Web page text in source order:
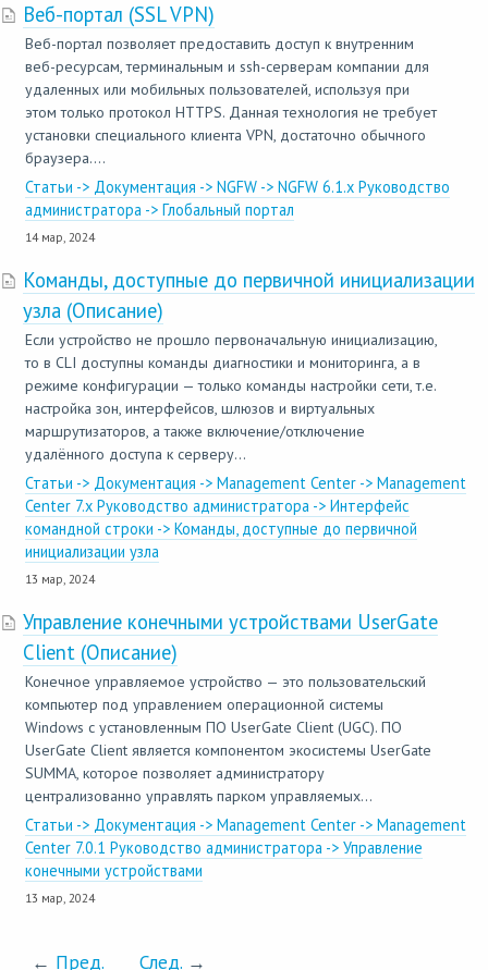
Веб-портал (SSL VPN)
Веб-портал позволяет предоставить доступ к внутренним
веб-ресурсам, терминальным и ssh-серверам компании для
удаленных или мобильных пользователей, используя при
этом только протокол HTTPS. Данная технология не требует
установки специального клиента VPN, достаточно обычного
браузера....
Статьи -> Документация -> NGFW -> NGFW 6.1.x Руководство
администратора -> Глобальный портал
14 мар, 2024
Команды, доступные до первичной инициализации
узла (Описание)
Если устройство не прошло первоначальную инициализацию,
то в CLI доступны команды диагностики и мониторинга, а в
режиме конфигурации — только команды настройки сети, т.е.
настройка зон, интерфейсов, шлюзов и виртуальных
маршрутизаторов, а также включение/отключение
удалённого доступа к серверу...
Статьи -> Документация -> Management Center -> Management
Center 7.x Руководство администратора -> Интерфейс
командной строки -> Команды, доступные до первичной
инициализации узла
13 мар, 2024
Управление конечными устройствами UserGate
Client (Описание)
Конечное управляемое устройство — это пользовательский
компьютер под управлением операционной системы
Windows с установленным ПО UserGate Client (UGC). ПО
UserGate Client является компонентом экосистемы UserGate
SUMMA, которое позволяет администратору
централизованно управлять парком управляемых...
Статьи -> Документация -> Management Center -> Management
Center 7.0.1 Руководство администратора -> Управление
конечными устройствами
13 мар, 2024
← Пред. След. →